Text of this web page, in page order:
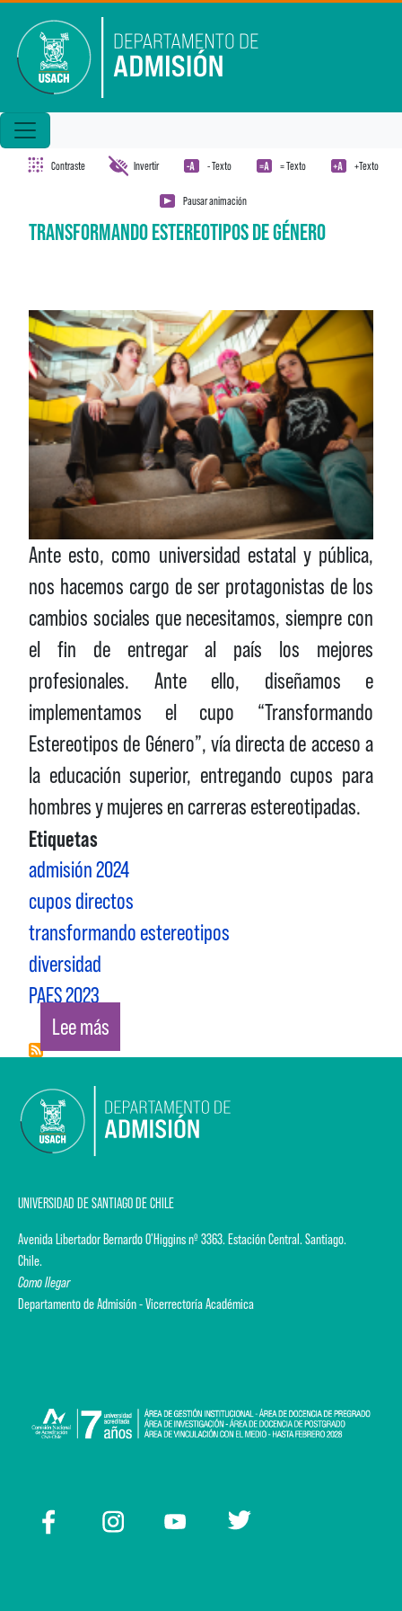
Contraste Invertir - Texto = Texto +Texto
Pausar animación
TRANSFORMANDO ESTEREOTIPOS DE GÉNERO
Ante esto, como universidad estatal y pública,
nos hacemos cargo de ser protagonistas de los
cambios sociales que necesitamos, siempre con
el fin de entregar al país los mejores
profesionales. Ante ello, diseñamos e
implementamos el cupo “Transformando
Estereotipos de Género”, vía directa de acceso a
la educación superior, entregando cupos para
hombres y mujeres en carreras estereotipadas.
Etiquetas
admisión 2024
cupos directos
transformando estereotipos
diversidad
PAES 2023
Lee mássobre TRANSFORMANDO ESTEREOTIPOS DE
UNIVERSIDAD DE SANTIAGO DE CHILE
Avenida Libertador Bernardo O'Higgins nº 3363. Estación Central. Santiago.
Chile.
Como llegar
Departamento de Admisión - Vicerrectoría Académica